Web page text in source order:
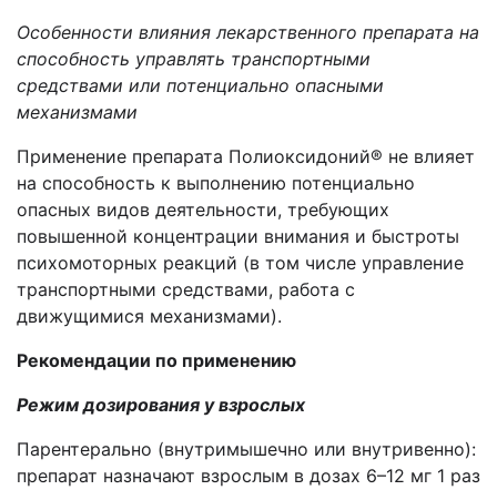
Особенности влияния лекарственного препарата на
способность управлять транспортными
средствами или потенциально опасными
механизмами
Применение препарата Полиоксидоний® не влияет
на способность к выполнению потенциально
опасных видов деятельности, требующих
повышенной концентрации внимания и быстроты
психомоторных реакций (в том числе управление
транспортными средствами, работа с
движущимися механизмами).
Рекомендации по применению
Режим дозирования у взрослых
Парентерально (внутримышечно или внутривенно):
препарат назначают взрослым в дозах 6–12 мг 1 раз